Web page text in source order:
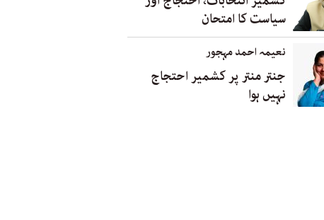
سیاست کا امتحان
نعیمہ احمد مہجور
جنتر منتر پر کشمیر احتجاج
نہیں ہوا